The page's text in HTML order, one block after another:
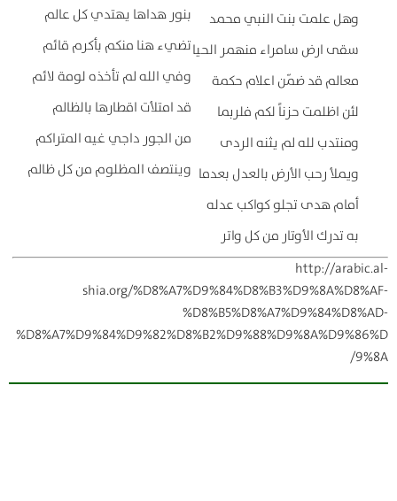
بنور هداها يهتدي كل عالم
تضيء هنا منكم بأكرم قائم
وفي الله لم تأخذه لومة لائم
قد امتلأت اقطارها بالظالم
من الجور داجي غيه المتراكم
وينتصف المظلوم من كل ظالم
وهل علمت بنت النبي محمد
سقى ارض سامراء منهمر الحيا
معالم قد ضمّن اعلام حكمة
لئن اظلمت حزناً لكم فلربما
ومنتدب لله لم يثنه الردى
ويملأ رحب الأرض بالعدل بعدما
أمام هدى تجلو كواكب عدله
به تدرك الأوتار من كل واتر
http://arabic.al-
shia.org/%D8%A7%D9%84%D8%B3%D9%8A%D8%AF-
%D8%B5%D8%A7%D9%84%D8%AD-
%D8%A7%D9%84%D9%82%D8%B2%D9%88%D9%8A%D9%86%D
9%8A/